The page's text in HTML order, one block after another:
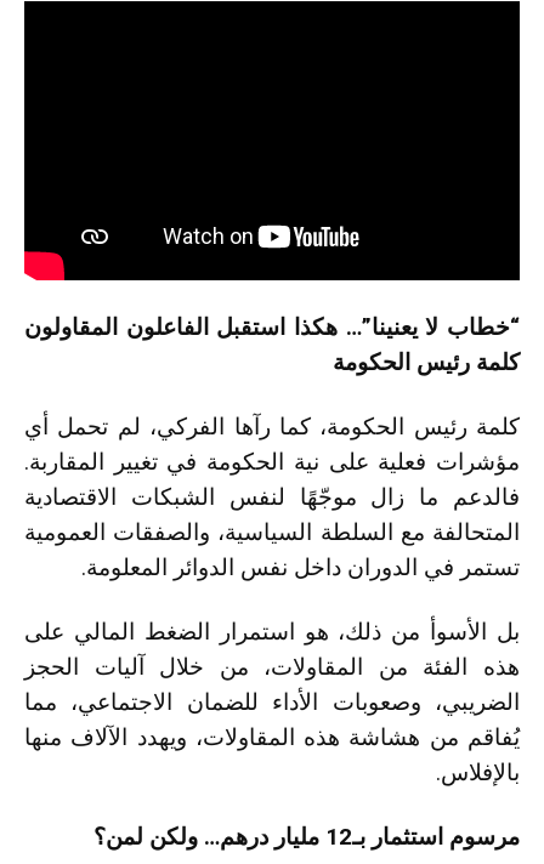
“خطاب لا يعنينا”… هكذا استقبل الفاعلون المقاولون
كلمة رئيس الحكومة
كلمة رئيس الحكومة، كما رآها الفركي، لم تحمل أي
مؤشرات فعلية على نية الحكومة في تغيير المقاربة.
فالدعم ما زال موجّهًا لنفس الشبكات الاقتصادية
المتحالفة مع السلطة السياسية، والصفقات العمومية
تستمر في الدوران داخل نفس الدوائر المعلومة.
بل الأسوأ من ذلك، هو استمرار الضغط المالي على
هذه الفئة من المقاولات، من خلال آليات الحجز
الضريبي، وصعوبات الأداء للضمان الاجتماعي، مما
يُفاقم من هشاشة هذه المقاولات، ويهدد الآلاف منها
بالإفلاس.
مرسوم استثمار بـ12 مليار درهم… ولكن لمن؟